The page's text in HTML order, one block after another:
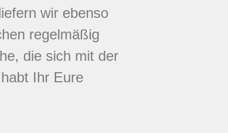
wir ebenso
regelmäßig
die sich mit der
Ihr Eure